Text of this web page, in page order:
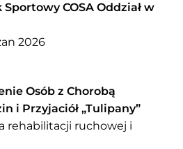
COSA Oddział w
2026
Osób z Chorobą
i Przyjaciół „Tulipany”
rehabilitacji ruchowej i